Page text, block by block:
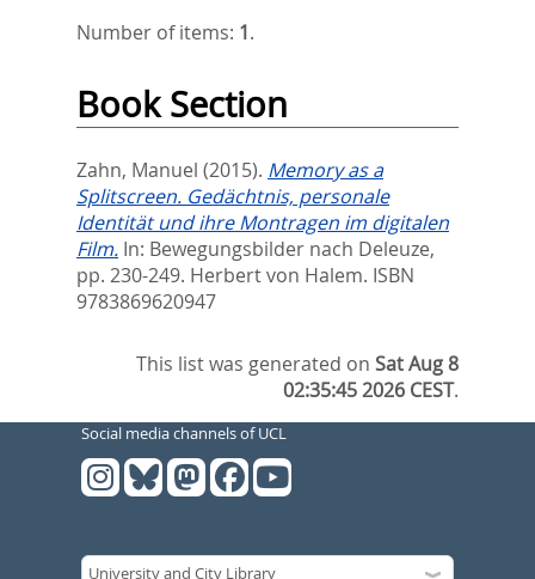
Number of items: 1.
Book Section
Zahn, Manuel (2015). Memory as a
Splitscreen. Gedächtnis, personale
Identität und ihre Montragen im digitalen
Film. In: Bewegungsbilder nach Deleuze,
pp. 230-249. Herbert von Halem. ISBN
9783869620947
This list was generated onSat Aug 8
02:35:45 2026 CEST.
Social media channels of UCL